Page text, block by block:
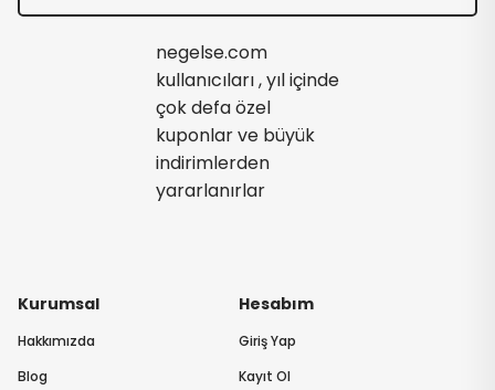
Kurumsal
Hakkımızda
Blog
Hesabım
Giriş Yap
Kayıt Ol
negelse.com
kullanıcıları , yıl içinde
çok defa özel
kuponlar ve büyük
indirimlerden
yararlanırlar